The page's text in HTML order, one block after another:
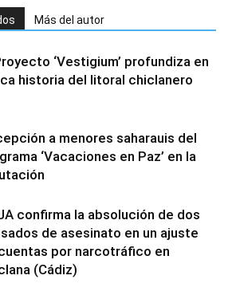
Más del autor
‘Vestigium’ profundiza en
historia del litoral chiclanero
a menores saharauis del
‘Vacaciones en Paz’ en la
confirma la absolución de dos
de asesinato en un ajuste
por narcotráfico en
(Cádiz)